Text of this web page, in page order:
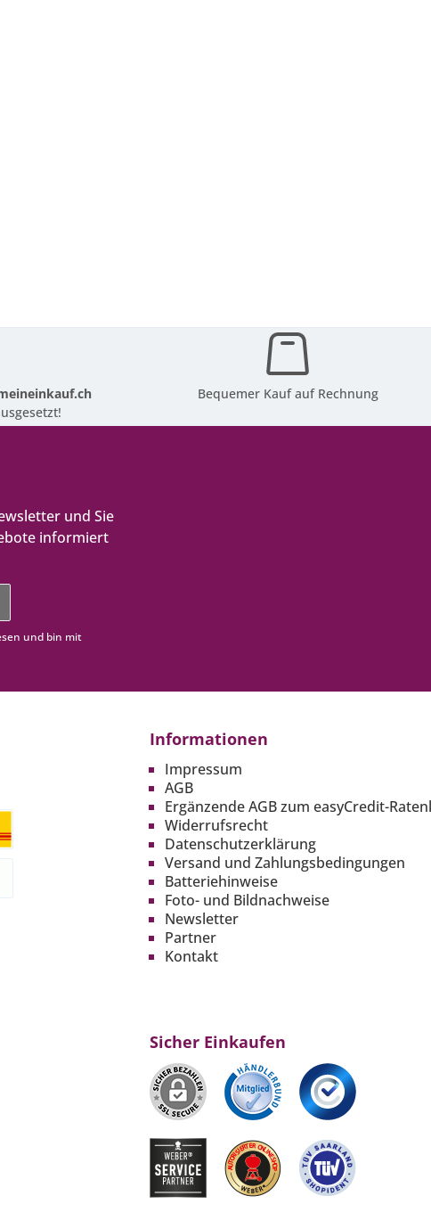
Bequemer Kauf auf Rechnung
und Sie
informiert
und bin mit
Informationen
Impressum
AGB
Ergänzende AGB zum easyCredit-
Widerrufsrecht
Datenschutzerklärung
Versand und Zahlungsbedingungen
Batteriehinweise
Foto- und Bildnachweise
Newsletter
Partner
Kontakt
Sicher Einkaufen